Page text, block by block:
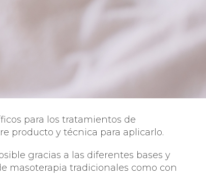
para los tratamientos de
producto y técnica para aplicarlo.
gracias a las diferentes bases y
masoterapia tradicionales como con